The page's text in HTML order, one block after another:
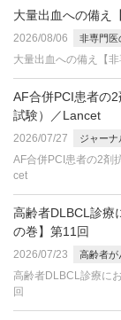
大量出血への備え
2026/08/06 非専門医
大量出血への備え【
AF合併PCI患者の
試験）／Lancet
2026/07/27 ジャーナ
AF合併PCI患者の2剤
cet
高齢者DLBCL診療
の巻】第11回
2026/07/23 高齢者が
高齢者DLBCL診療に
回